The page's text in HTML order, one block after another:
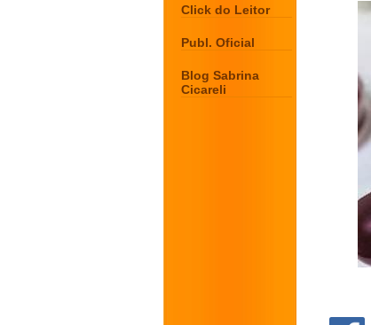
Click do Leitor
Publ. Oficial
Blog Sabrina
Cicareli